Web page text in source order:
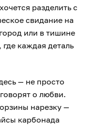
разделить с
свидание на
или в тишине
каждая деталь
— не просто
о любви.
нарезку —
карбонада